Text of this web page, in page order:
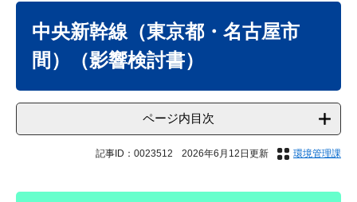
中央新幹線（東京都・名古屋市
間）（影響検討書）
ページ内目次
記事ID：0023512 2026年6月12日更新 環境管理課